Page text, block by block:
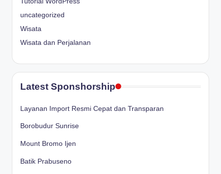
uncategorized
Wisata
Wisata dan Perjalanan
Latest Sponshorship
Layanan Import Resmi Cepat dan Transparan
Borobudur Sunrise
Mount Bromo Ijen
Batik Prabuseno